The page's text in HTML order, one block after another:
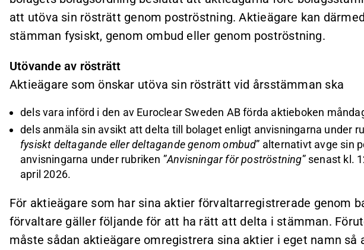
att utöva sin rösträtt genom poströstning. Aktieägare kan
stämman fysiskt, genom ombud eller genom poströstning.
Utövande av rösträtt
Aktieägare som önskar utöva sin rösträtt vid årsstämman ska
dels vara införd i den av Euroclear Sweden AB förda aktieboken
dels anmäla sin avsikt att delta till bolaget enligt anvisningarna under
fysiskt deltagande eller deltagande genom ombud” alternativt avge sin
anvisningarna under rubriken ”Anvisningar för poströstning” senast kl.
april 2026.
För aktieägare som har sina aktier förvaltarregistrerade genom
förvaltare gäller följande för att ha rätt att delta i stämman.
måste sådan aktieägare omregistrera sina aktier i eget namn så